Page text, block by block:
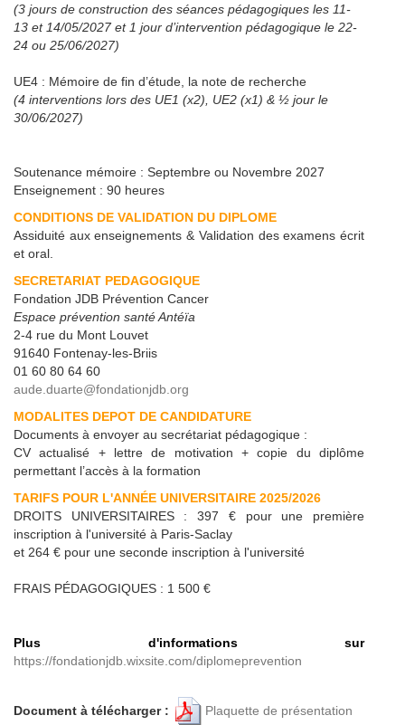
(3 jours de construction des séances pédagogiques les 11-
13 et 14/05/2027 et 1 jour d’intervention pédagogique le 22-
24 ou 25/06/2027)
UE4 : Mémoire de fin d’étude, la note de recherche
(4 interventions lors des UE1 (x2), UE2 (x1) & ½ jour le
30/06/2027)
Soutenance mémoire : Septembre ou Novembre 2027
Enseignement : 90 heures
CONDITIONS DE VALIDATION DU DIPLOME
Assiduité aux enseignements & Validation des examens écrit
et oral.
SECRETARIAT PEDAGOGIQUE
Fondation JDB Prévention Cancer
Espace prévention santé Antéïa
2-4 rue du Mont Louvet
91640 Fontenay-les-Briis
01 60 80 64 60
aude.duarte@fondationjdb.org
MODALITES DEPOT DE CANDIDATURE
Documents à envoyer au secrétariat pédagogique :
CV actualisé + lettre de motivation + copie du diplôme
permettant l’accès à la formation
TARIFS POUR L'ANNÉE UNIVERSITAIRE 2025/2026
DROITS UNIVERSITAIRES : 397 € pour une première
inscription à l'université à Paris-Saclay
et 264 € pour une seconde inscription à l'université
FRAIS PÉDAGOGIQUES : 1 500 €
Plus d'informations sur
https://fondationjdb.wixsite.com/diplomeprevention
Document à télécharger :
Plaquette de présentation